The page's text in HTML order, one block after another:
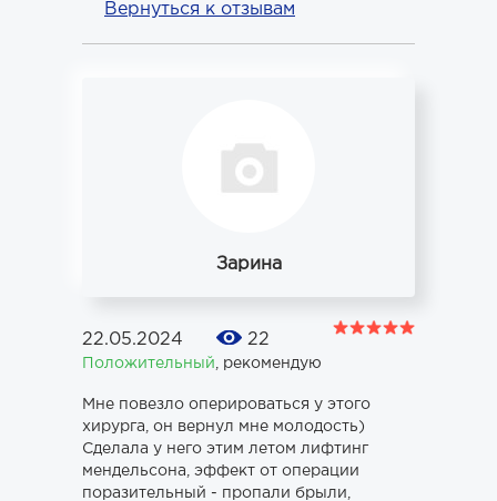
Вернуться к отзывам
Зарина
22.05.2024 22
Положительный рекомендую
Мне повезло оперироваться у этого
хирурга, он вернул мне молодость)
Сделала у него этим летом лифтинг
мендельсона, эффект от операции
поразительный - пропали брыли,